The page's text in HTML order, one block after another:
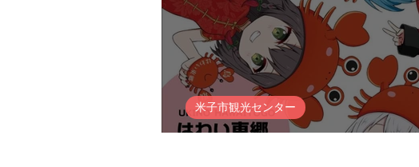
ウェル蟹キャンペーン
米子市観光センター